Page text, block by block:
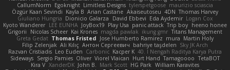
CallumNorm Egoknight Limitless Designs tylerspetgoose maurizio sciascia
Özgür Kaan Sevindi Kayla B Arian Castane Akaiseutoseu 4DN Thomas Harvey
Giuliano Hungria Dionicio Galarza David Ebbevi Eda Aydemir Logan Cox
Kyoto Wanderer LEE EUNHA JoyBox19 Play Usa panic attack Trip boy heeno honee
Grigorii
Nicolas Scheer Kai Krones magda pawlak ikung gmr Titans Management
Greta Gedat Thomas Fristed Jose Humberto Ramirez mura Martin Holy
Filip Zelenjak Ali Kılıç Антон Сергеевич bahriye taşdelen Sky JK Arch
Razvan Cristiadis Leo Euden Carbonic Kacper K 40. I Nengah Raditya Karya Putra
Sideways Sergio Pamies Oliver Viorel Vlaican Hurt Hand Tamagoooo TetaBOT
Kira V XanderDK John B. Mark Scott HG Park William Karavites